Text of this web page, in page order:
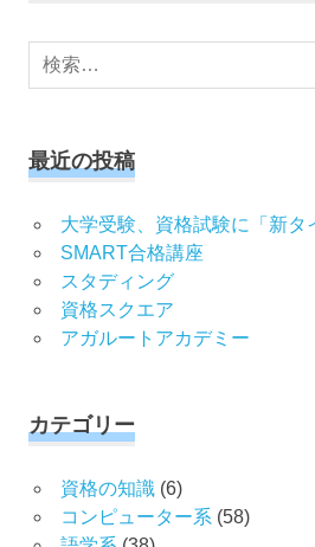
検
最近の投稿
大学受験、資格試験に「新タ
SMART合格講座
スタディング
資格スクエア
アガルートアカデミー
カテゴリー
資格の知識(6)
コンピューター系(58)